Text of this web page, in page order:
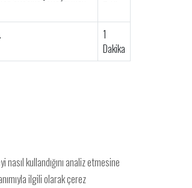
1
Dakika
kullandığını analiz etmesine
ilgili olarak çerez